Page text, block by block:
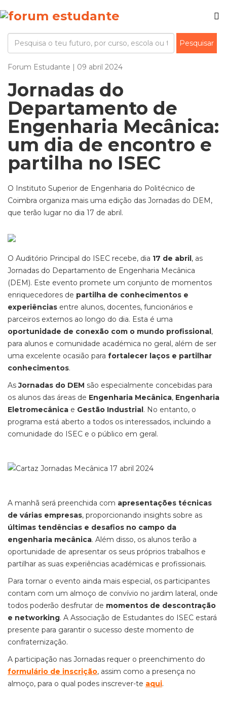
Forum Estudante | 09 abril 2024
Jornadas do
Departamento de
Engenharia Mecânica:
um dia de encontro e
partilha no ISEC
O Instituto Superior de Engenharia do Politécnico de
Coimbra organiza mais uma edição das Jornadas do DEM,
que terão lugar no dia 17 de abril.
O Auditório Principal do ISEC recebe, dia 17 de abril, as
Jornadas do Departamento de Engenharia Mecânica
(DEM). Este evento promete um conjunto de momentos
enriquecedores de partilha de conhecimentos e
experiências entre alunos, docentes, funcionários e
parceiros externos ao longo do dia. Esta é uma
oportunidade de conexão com o mundo profissional,
para alunos e comunidade académica no geral, além de ser
uma excelente ocasião para fortalecer laços e partilhar
conhecimentos.
AsJornadas do DEM são especialmente concebidas para
os alunos das áreas de Engenharia Mecânica, Engenharia
Eletromecânica e Gestão Industrial. No entanto, o
programa está aberto a todos os interessados, incluindo a
comunidade do ISEC e o público em geral.
A manhã será preenchida com apresentações técnicas
de várias empresas, proporcionando insights sobre as
últimas tendências e desafios no campo da
engenharia mecânica. Além disso, os alunos terão a
oportunidade de apresentar os seus próprios trabalhos e
partilhar as suas experiências académicas e profissionais.
Para tornar o evento ainda mais especial, os participantes
contam com um almoço de convívio no jardim lateral, onde
todos poderão desfrutar de momentos de descontração
e networking. A Associação de Estudantes do ISEC estará
presente para garantir o sucesso deste momento de
confraternização.
A participação nas Jornadas requer o preenchimento do
formulário de inscrição, assim como a presença no
almoço, para o qual podes inscrever-te aqui.